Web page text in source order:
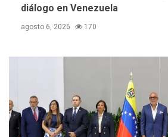
diálogo en Venezuela
agosto 6, 2026 170